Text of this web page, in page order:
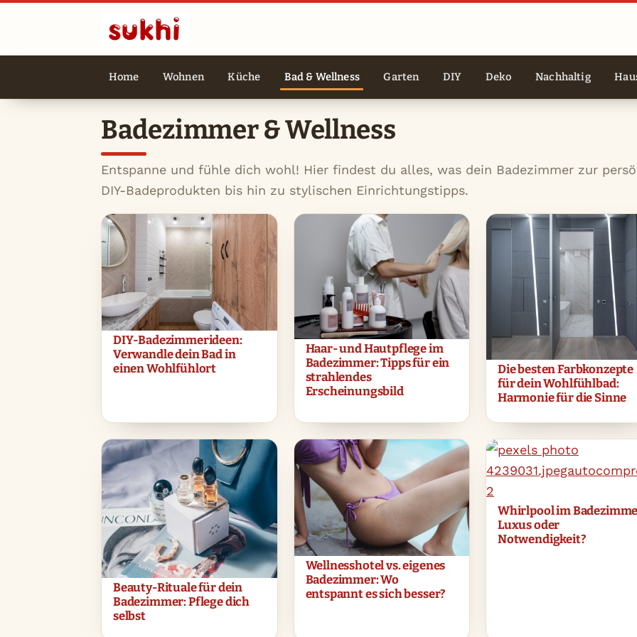
Home Wohnen Küche Bad & Wellness Garten DIY Deko Nachhaltig
Badezimmer & Wellness
Entspanne und fühle dich wohl! Hier findest du alles, was dein Badezimmer zur
DIY-Badeprodukten bis hin zu stylischen Einrichtungstipps.
DIY-Badezimmerideen:
Verwandle dein Bad in
einen Wohlfühlort
Haar- und Hautpflege im
Badezimmer: Tipps für ein
strahlendes
Erscheinungsbild
Die besten Farbkonzepte
für dein Wohlfühlbad:
Harmonie für die Sinne
Beauty-Rituale für dein
Badezimmer: Pflege dich
selbst
Wellnesshotel vs. eigenes
Badezimmer: Wo
entspannt es sich besser?
Whirlpool im
Luxus oder
Notwendigkeit?